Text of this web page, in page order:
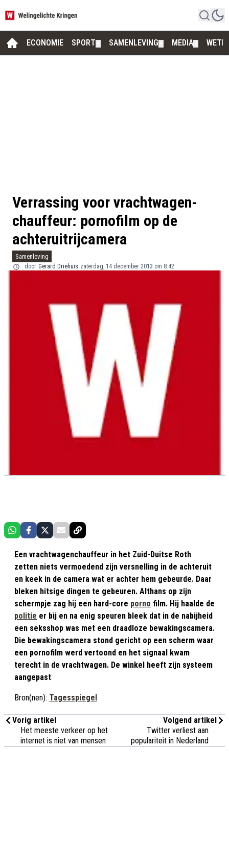
ECONOMIE SPORT SAMENLEVING MEDIA
Verrassing voor vrachtwagen-
chauffeur: pornofilm op de
achteruitrijcamera
Samenleving
door Gerard Driehuis zaterdag, 14 december 2013 om 8:42
Een vrachtwagenchauffeur in het Zuid-Duitse Roth
zetten niets vermoedend zijn versnelling in de achteruit
en keek in de camera wat er achter hem gebeurde. Daar
bleken hitsige dingen te gebeuren. Althans op zijn
schermpje zag hij een hard-core porno film. Hij haalde de
politie er bij en na enig speuren bleek dat in de nabijheid
een seksshop was met een draadloze bewakingscamera.
Die bewakingscamera stond gericht op een scherm waar
een pornofilm werd vertoond en het signaal kwam
terecht in de vrachtwagen. De winkel heeft zijn systeem
aangepast
Bron(nen): Tagesspiegel
Vorig artikel
Het meeste verkeer op het
internet is niet van mensen
Volgend artikel
Twitter verliest aan
populariteit in Nederland